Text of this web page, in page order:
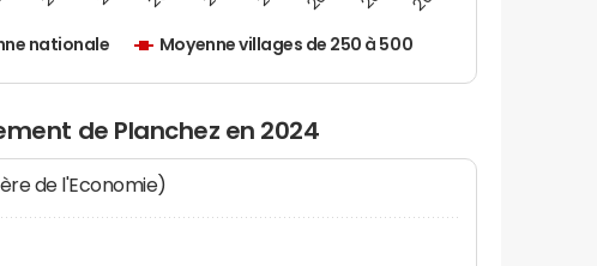
nationale Moyenne villages de 250 à 500
de Planchez en 2024
de l'Economie)